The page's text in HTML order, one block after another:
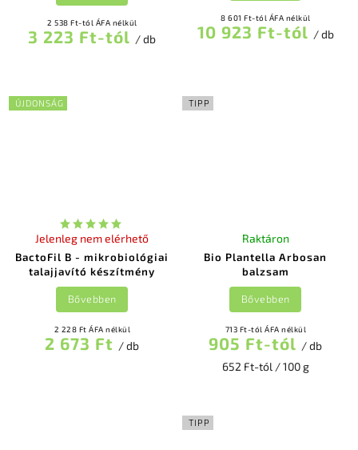
2 538 Ft-tól ÁFA nélkül
3 223 Ft-tól / db
8 601 Ft-tól ÁFA nélkül
10 923 Ft-tól / db
ÚJDONSÁG
BactoFil B - mikrobiológiai
talajjavító készítmény
Jelenleg nem elérhető
2 228 Ft ÁFA nélkül
2 673 Ft / db
Bővebben
TIPP
Bio Plantella Arbosan
balzsam
Raktáron
713 Ft-tól ÁFA nélkül
905 Ft-tól / db
652 Ft-tól / 100 g
Bővebben
TIPP